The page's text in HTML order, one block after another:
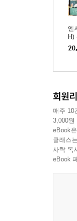
엔
H)
I-
회원
매주 10
3,000원
eBook
클래스
사락 독
eBook